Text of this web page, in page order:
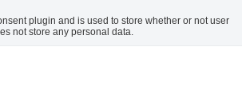
plugin and is used to store whether or not user
not store any personal data.